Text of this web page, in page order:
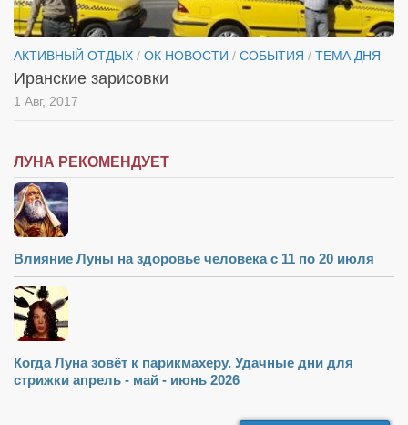
АКТИВНЫЙ ОТДЫХ / ОК НОВОСТИ / СОБЫТИЯ / ТЕМА ДНЯ
Иранские зарисовки
1 Авг, 2017
ЛУНА РЕКОМЕНДУЕТ
Влияние Луны на здоровье человека с 11 по 20 июля
Когда Луна зовёт к парикмахеру. Удачные дни для
стрижки апрель - май - июнь 2026